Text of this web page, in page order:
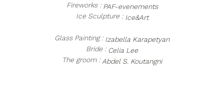
Fireworks : PAF-evenements
Ice Sculpture : Ice&Art
Glass Painting : Izabella Karapetyan
Bride : Celia Lee
The groom : Abdel S. Koutangni